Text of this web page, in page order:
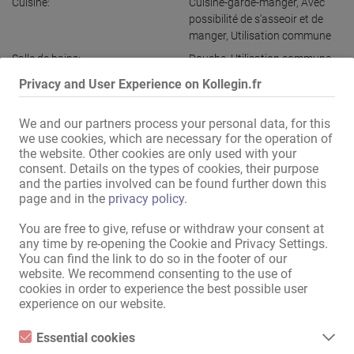
Privacy and User Experience on Kollegin.fr
We and our partners process your personal data, for this
we use cookies, which are necessary for the operation of
the website. Other cookies are only used with your
consent. Details on the types of cookies, their purpose
and the parties involved can be found further down this
page and in the privacy policy.
You are free to give, refuse or withdraw your consent at
any time by re-opening the Cookie and Privacy Settings.
You can find the link to do so in the footer of our
website. We recommend consenting to the use of
cookies in order to experience the best possible user
experience on our website.
Essential cookies
possibilité de s'asseoir et de
manger, Utilisation commune
Salle de bains:
Douche,Utilisation commune
Représentation extérieure /
Accès:
Maison discrète
discrète
Parkings pour dames:
Discret
Parkings pour clients:
Discret
Stationnement:
Gratuit,Devant la maison
Emplacement:
Quartier extérieur ,Zone
Dans les parages:
Arrêt de bus,Métro / Tram,
Pharmacie,Banque,Poste,
Supermarché,Kiosque
Restaurant,Café
À proximité (env. 10 min à